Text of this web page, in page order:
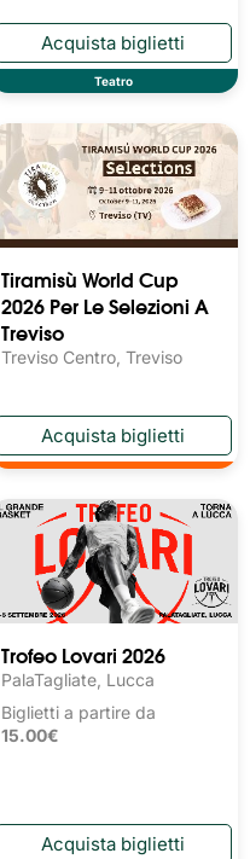
Teatro
Tiramisù World Cup
2026 Per Le Selezioni A
Treviso
Treviso Centro, Treviso
Trofeo Lovari 2026
PalaTagliate, Lucca
Biglietti a partire da
15.00€